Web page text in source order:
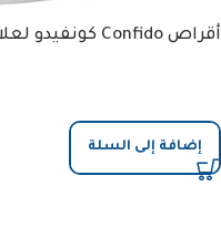
أقراص Confido كونفيدو لعلاج الضعف الجنسي وسرعة القذف
إضافة إلى السلة